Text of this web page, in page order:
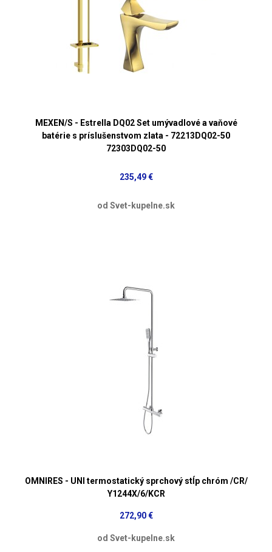
MEXEN/S - Estrella DQ02 Set umývadlové a vaňové
batérie s príslušenstvom zlata - 72213DQ02-50
72303DQ02-50
235,49 €
od Svet-kupelne.sk
OMNIRES - UNI termostatický sprchový stĺp chróm /CR/
Y1244X/6/KCR
272,90 €
od Svet-kupelne.sk